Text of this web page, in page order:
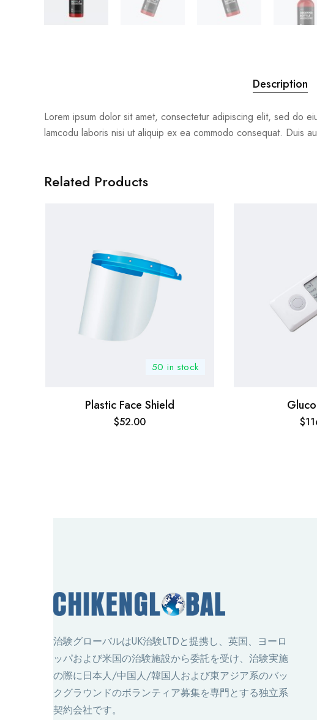
Description
Lorem ipsum dolor sit amet, consectetur adipiscing elit, sed do
lamcodu laboris nisi ut aliquip ex ea commodo consequat. Duis
Related Products
50 in stock
Plastic Face Shield
$52.00 $
治験グローバルはUK治験LTDと提携し、英国、ヨーロ
ッパおよび米国の治験施設から委託を受け、治験実施
の際に日本人/中国人/韓国人および東アジア系のバッ
クグラウンドのボランティア募集を専門とする独立系
契約会社です。